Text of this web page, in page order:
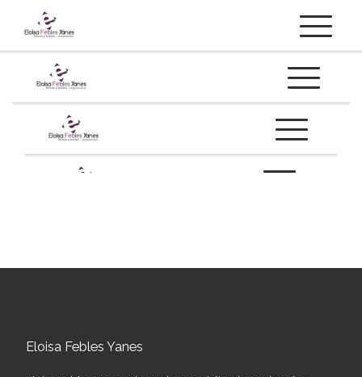
Saltar al contenido
Eloisa Febles Yanes